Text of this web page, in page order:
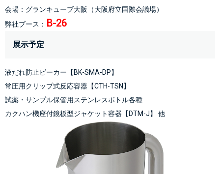
会場： グランキューブ大阪
（大阪府立国際会議場）
弊社ブース： B-26
展示予定
液だれ防止ビーカー【BK-SMA-DP】
常圧用クリップ式反応容器【CTH-TSN】
試薬・サンプル保管用ステンレスボトル各種
カクハン機座付鏡板型ジャケット容器【DTM-J】
他